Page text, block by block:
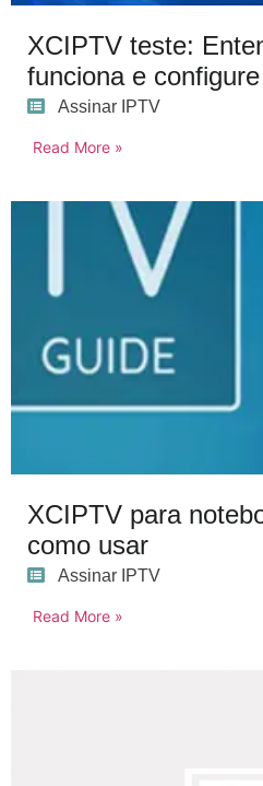
XCIPTV teste:
funciona e configure
Assinar IPTV
Read More »
XCIPTV para
como usar
Assinar IPTV
Read More »